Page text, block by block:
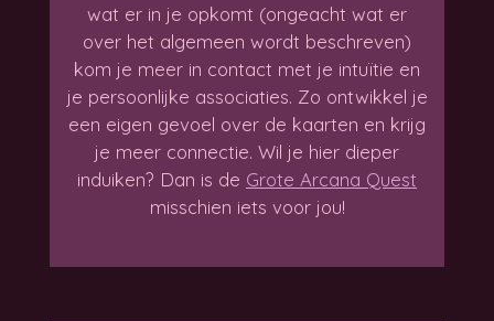
wat er in je opkomt (ongeacht wat er
over het algemeen wordt beschreven)
kom je meer in contact met je intuïtie en
je persoonlijke associaties. Zo ontwikkel je
een eigen gevoel over de kaarten en krijg
je meer connectie. Wil je hier dieper
induiken? Dan is de Grote Arcana Quest
misschien iets voor jou!